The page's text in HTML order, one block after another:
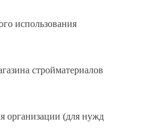
использования
стройматериалов
организации (для нужд